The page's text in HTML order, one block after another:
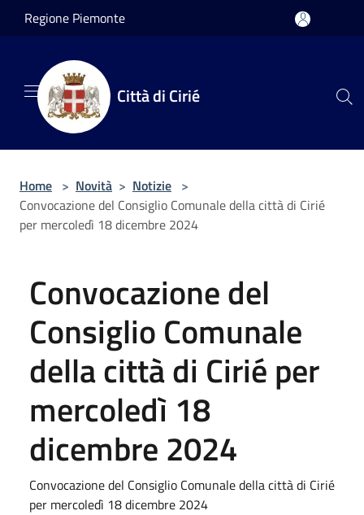
Salta al contenuto principale
Regione Piemonte
Città di Cirié
Home > Novità > Notizie >
Convocazione del Consiglio Comunale della città di Cirié
per mercoledì 18 dicembre 2024
Convocazione del
Consiglio Comunale
della città di Cirié per
mercoledì 18
dicembre 2024
Convocazione del Consiglio Comunale della città di Cirié
per mercoledì 18 dicembre 2024